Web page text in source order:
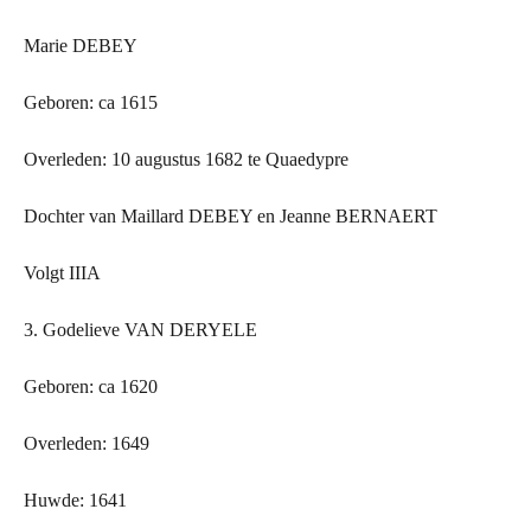
Marie DEBEY
Geboren: ca 1615
Overleden: 10 augustus 1682 te Quaedypre
Dochter van Maillard DEBEY en Jeanne BERNAERT
Volgt IIIA
3. Godelieve VAN DERYELE
Geboren: ca 1620
Overleden: 1649
Huwde: 1641